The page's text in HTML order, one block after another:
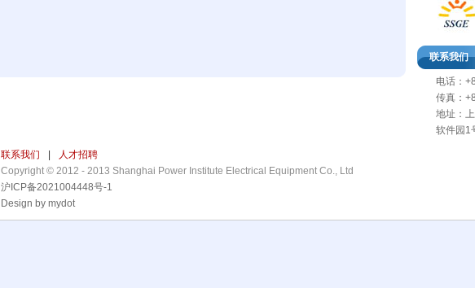
联系我们
电话：
传真：
地址：
软件园1
联系我们
人才招聘
Copyright © 2012 - 2013 Shanghai Power Institute Electrical Equipment Co., Ltd
沪ICP备2021004448号-1
Design by mydot